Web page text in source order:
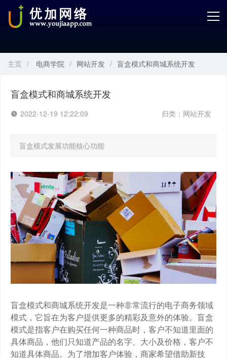
首页
开发服务
解决方案
案例解剖
电商学院
主页 / 电商学院 / 网站开发 / 盲盒模式和商城系统开发
盲盒模式和商城系统开发
2022-12-19 12:22:09 归类： 网站开发
盲盒模式发展功能核心功能
盲盒模式和商城系统开发是一种非常流行的电子商务领域
模式，它旨在为客户提供更多的精彩及意外的体验。盲盒
模式是指客户在购买任何一种商品时，客户不知道里面的
具体商品，他们只知道产品的名字、大小及价格，客户不
知道具体商品。为了增加客户体验，商家希望借助新技